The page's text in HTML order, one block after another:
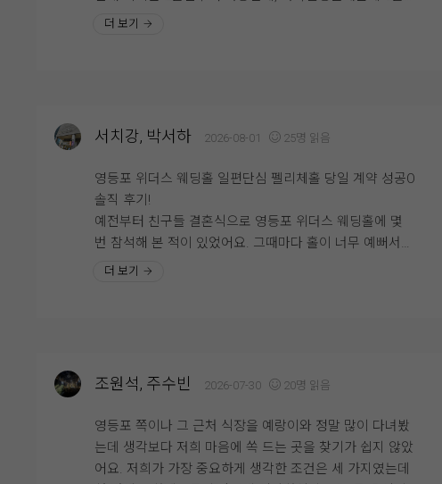
마무리까지 기분 좋게 할 수 있었습니다. 음식 간도 너무
자극적이지 않아 어르신들께서도 부담 없이 드실 수 있을
채워주셔서 끝까지 쾌적한 환경에서 식사를 즐길 수 있었
는 믿음이 생겼습니다.
직접 시식을 해보니 많은 분들이 위더스 뷔페를 만족스럽
게 평가하는 이유를 알 것 같았습니다. 맛과 음식 구성, 서
비스까지 전체적으로 균형이 잘 갖춰져 있었고, 결혼식 당
에 가능한지 양해를 구했는데 일정 맞춰주셔서 감사하게도
간도 너무 쎄지 않으면서 어른들도 어린아이들도 좋아할
수 있게 적당한 간으로 잘 되어 있어서 같이 시식한 가족들
도 모두 만족했어요!!!!!!
한식, 중식, 양식, 일식 그리고 후식까지 다양한 메뉴들
진짜로 추천입니다 꼭 한두잔씩 하고 가세요 ㅎㅎㅎㅎㅎㅎ
11월이 언제 올런지 빨리 결혼하고 싶네요~~~!!!!
더 보기
서치강, 박서하 2026-08-01 25명 읽음
영등포 위더스 웨딩홀 일편단심 펠리체홀 당일 계약 성공O
솔직 후기!
예전부터 친구들 결혼식으로 영등포 위더스 웨딩홀에 몇
번 참석해 본 적이 있었어요. 그때마다 홀이 너무 예뻐서
'나도 나중에 여기서 결혼하고 싶다' 생각했었는데, 드디어
진 웅장한 분위기의 어두운 홀이에요. 높은 천고에 고급스
부 입장과 퇴장에 맞춰서 샹들리에가 움직이는 극적인 연
출이 가능해요! 식장에 들어서자마자 버진로드 주변에서
풍성한 생화 향기가 확 풍겨서 기분이 정말 좋아졌습니다.
더 보기
조원석, 주수빈 2026-07-30 20명 읽음
영등포 쪽이나 그 근처 식장을 예랑이와 정말 많이 다녀봤
는데 생각보다 저희 마음에 쏙 드는 곳을 찾기가 쉽지 않았
어요. 저희가 가장 중요하게 생각한 조건은 세 가지였는데